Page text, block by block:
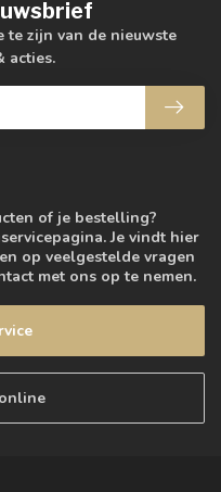
of je bestelling?
Je vindt hier
op veelgestelde vragen
met ons op te nemen.
zijn van de nieuwste
acties.